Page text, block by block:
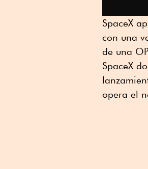
SpaceX
con una
de una
SpaceX
opera el